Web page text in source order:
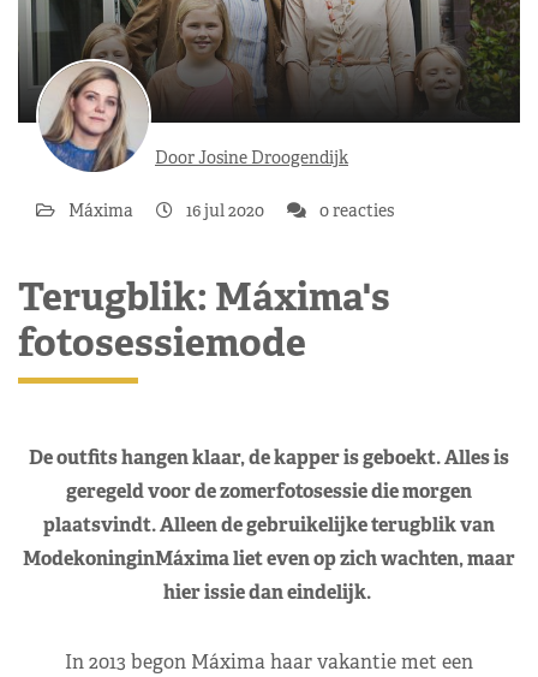
Door Josine Droogendijk
Máxima 16 jul 2020 0 reacties
Terugblik: Máxima's
fotosessiemode
De outfits hangen klaar, de kapper is geboekt. Alles is
geregeld voor de zomerfotosessie die morgen
plaatsvindt. Alleen de gebruikelijke terugblik van
ModekoninginMáxima liet even op zich wachten, maar
hier issie dan eindelijk.
In 2013 begon Máxima haar vakantie met een